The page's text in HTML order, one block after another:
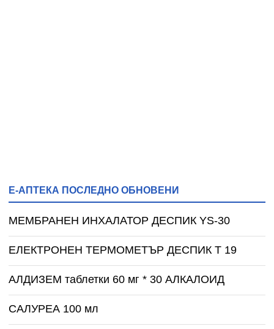
Е-АПТЕКА ПОСЛЕДНО ОБНОВЕНИ
МЕМБРАНЕН ИНХАЛАТОР ДЕСПИК YS-30
ЕЛЕКТРОНЕН ТЕРМОМЕТЪР ДЕСПИК T 19
АЛДИЗЕМ таблетки 60 мг * 30 АЛКАЛОИД
САЛУРЕА 100 мл